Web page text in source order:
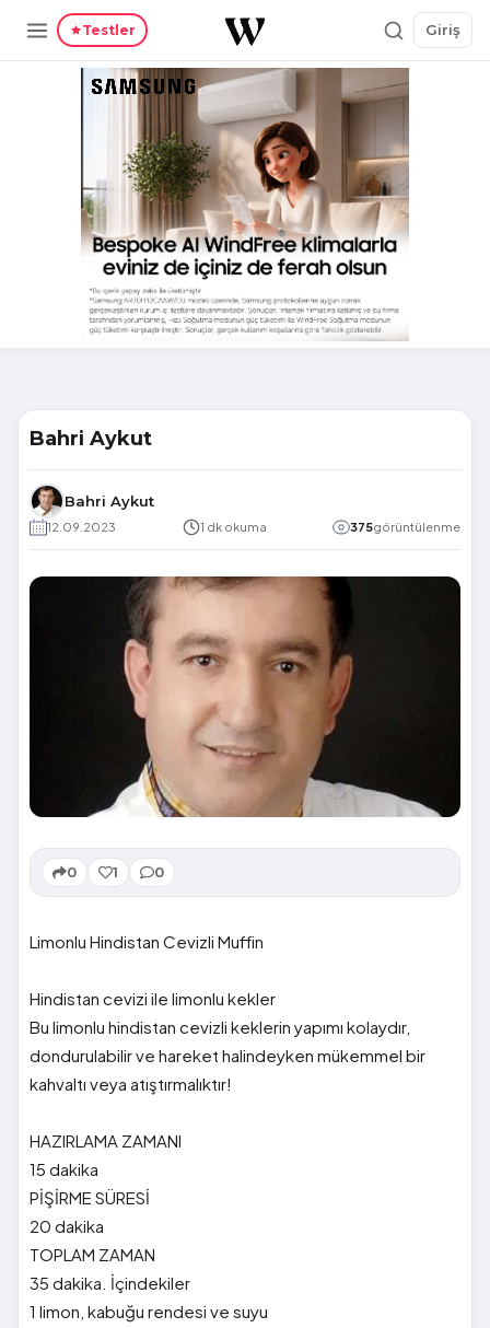
Testler Giriş
Bahri Aykut
Bahri Aykut
12.09.2023 1 dk okuma 375görüntülenme
0 1 0
Limonlu Hindistan Cevizli Muffin
Hindistan cevizi ile limonlu kekler
Bu limonlu hindistan cevizli keklerin yapımı kolaydır,
dondurulabilir ve hareket halindeyken mükemmel bir
kahvaltı veya atıştırmalıktır!
HAZIRLAMA ZAMANI
15 dakika
PİŞİRME SÜRESİ
20 dakika
TOPLAM ZAMAN
35 dakika. İçindekiler
1 limon, kabuğu rendesi ve suyu